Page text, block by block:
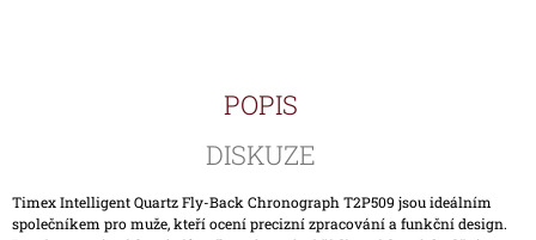
POPIS
DISKUZE
Timex Intelligent Quartz Fly-Back Chronograph T2P509 jsou ideálním
společníkem pro muže, kteří ocení precizní zpracování a funkční design.